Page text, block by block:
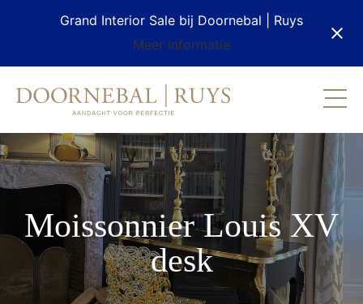
Grand Interior Sale bij Doornebal | Ruys
Meer informatie
Moissonnier Louis XV
desk